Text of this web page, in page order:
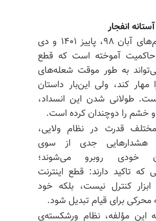
انفجار
تجربه قیام‌های آبان ۹۸، پاییز ۱۴۰۱ و دی
به حاکمیت آموخته است که قطع
به طور موقت شعله‌های
مهار کند، ولی این‌بار داستان
طولانی شدن این انسداد،
و خشم را دوچندان کرده است.
قدرت در نظام ولایی،
هشدارهایی جدی از سوی
خودی روبرو می‌شوند؛
که تاکید دارند: قطع اینترنت
کنترل نیست، بلکه خود
محرکی برای قیام تبدیل شود.
این مؤلفه، نظام ورشکسته‌ی